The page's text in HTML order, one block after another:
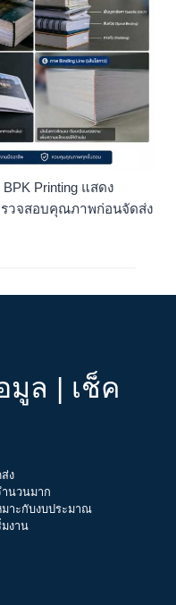
Printing แสดง
รวจสอบคุณภาพก่อนจัดส่ง
ล | เช็ค
ง
นวนมาก
มาะกับงบประมาณ
งาน